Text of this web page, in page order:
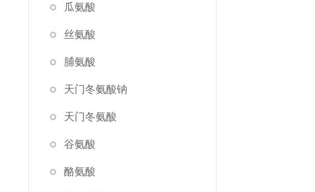
瓜氨酸
丝氨酸
脯氨酸
天门冬氨酸钠
天门冬氨酸
谷氨酸
酪氨酸